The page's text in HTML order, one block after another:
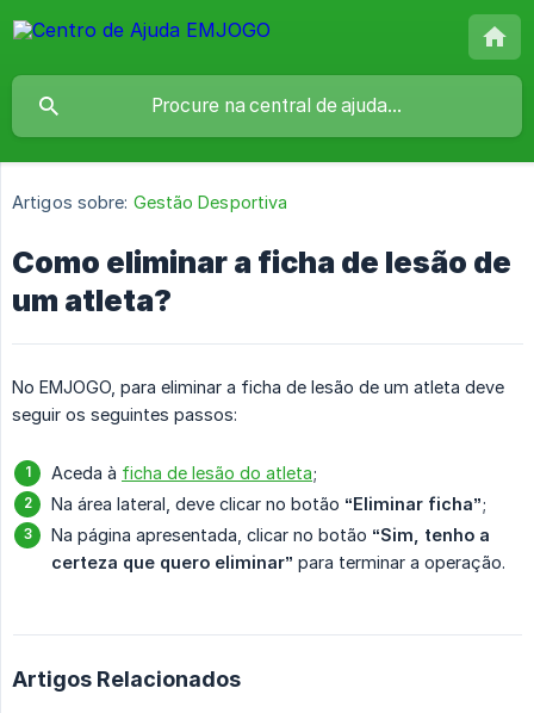
Artigos sobre: Gestão Desportiva
Como eliminar a ficha de lesão de
um atleta?
No EMJOGO, para eliminar a ficha de lesão de um atleta deve
seguir os seguintes passos:
Aceda à ficha de lesão do atleta;
Na área lateral, deve clicar no botão “Eliminar ficha”;
Na página apresentada, clicar no botão “Sim, tenho a
certeza que quero eliminar” para terminar a operação.
Artigos Relacionados